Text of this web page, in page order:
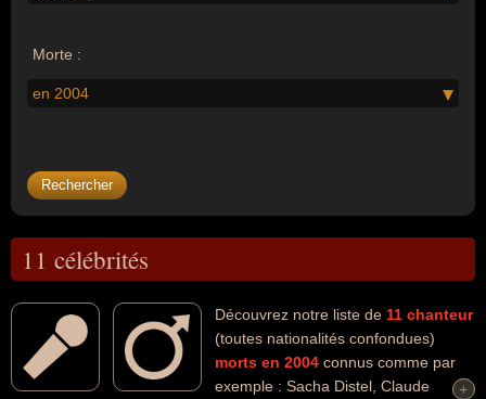
Morte :
en 2004
11 célébrités
Découvrez notre liste de 11 chanteur
(toutes nationalités confondues)
morts en 2004 connus comme par
exemple : Sacha Distel, Claude
+
+